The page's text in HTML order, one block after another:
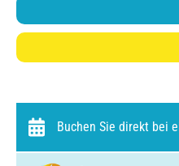
Buchen Sie direkt bei